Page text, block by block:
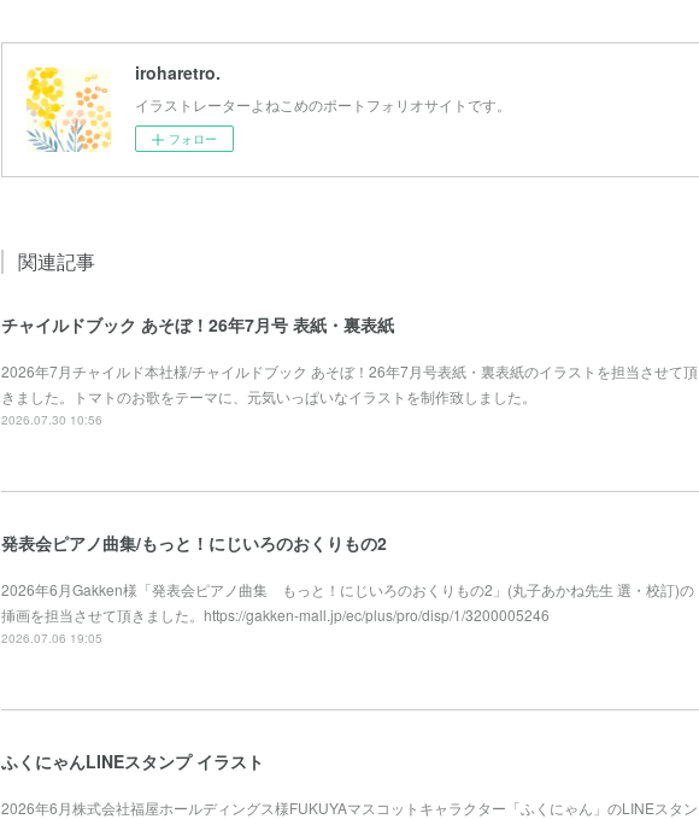
iroharetro.
イラストレーターよねこめのポートフォリオサイトです。
フォロー
関連記事
チャイルドブック あそぼ！26年7月号 表紙・裏表紙
2026年7月チャイルド本社様/チャイルドブック あそぼ！26年7月号表紙・裏表紙のイラストを担当させて頂
きました。トマトのお歌をテーマに、元気いっぱいなイラストを制作致しました。
2026.07.30 10:56
発表会ピアノ曲集/もっと！にじいろのおくりもの2
2026年6月Gakken様「発表会ピアノ曲集 もっと！にじいろのおくりもの2」(丸子あかね先生 選・校訂)の
挿画を担当させて頂きました。https://gakken-mall.jp/ec/plus/pro/disp/1/3200005246
2026.07.06 19:05
ふくにゃんLINEスタンプ イラスト
2026年6月株式会社福屋ホールディングス様FUKUYAマスコットキャラクター「ふくにゃん」のLINEスタン